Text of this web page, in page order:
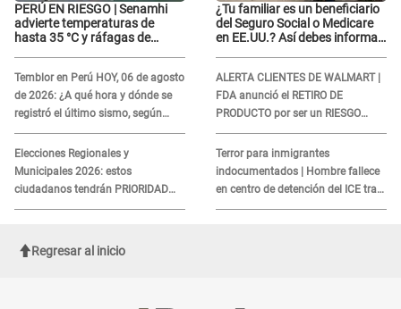
PERÚ EN RIESGO | Senamhi
advierte temperaturas de
hasta 35 °C y ráfagas de
Temblor en Perú HOY, 06 de agosto
de 2026: ¿A qué hora y dónde se
registró el último sismo, según
IGP?
Elecciones Regionales y
Municipales 2026: estos
ciudadanos tendrán PRIORIDAD
para votar el 4 de octubre
¿Tu familiar es un beneficiario
del Seguro Social o Medicare
en EE.UU.? Así debes informar
ALERTA CLIENTES DE WALMART |
FDA anunció el RETIRO DE
PRODUCTO por ser un RIESGO
MORTAL para consumidores: ¿Cuál
es?
Terror para inmigrantes
indocumentados | Hombre fallece
en centro de detención del ICE tras
sufrir una "emergencia médica"
Regresar al inicio